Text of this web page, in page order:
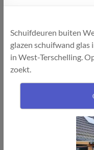
Schuifdeuren buiten
glazen schuifwand glas
in West-Terschelling.
zoekt.